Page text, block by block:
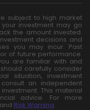
subject to high market
investment may go
the amount invested.
decisions and
you may incur. Past
of future performance.
are familiar with and
carefully consider
situation, investment
an independent
This material
advice. For more
and Risk Warning.